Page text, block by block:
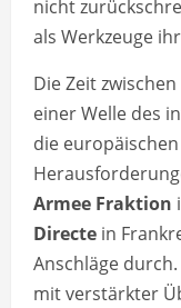
nicht
als Werkzeuge
Die Zeit
einer Welle des
die
Armee Fraktion
Directe in
Anschläge
mit verstärkter